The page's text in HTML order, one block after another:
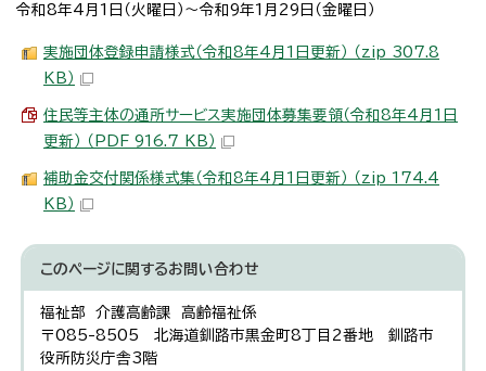
令和8年4月1日（火曜日）～令和9年1月29日（金曜日）
実施団体登録申請様式（令和8年4月1日更新） （zip 307.8
KB）
住民等主体の通所サービス実施団体募集要領（令和8年4月1日
更新） （PDF 916.7 KB）
補助金交付関係様式集（令和8年4月1日更新） （zip 174.4
KB）
このページに関するお問い合わせ
福祉部 介護高齢課 高齢福祉係
〒085-8505 北海道釧路市黒金町8丁目2番地 釧路市
役所防災庁舎3階